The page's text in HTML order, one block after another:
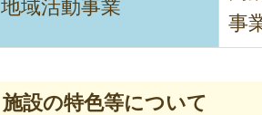
地域活動事業
事
施設の特色等について